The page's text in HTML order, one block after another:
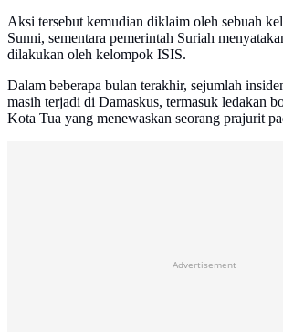
Aksi tersebut kemudian diklaim oleh sebuah
Sunni, sementara pemerintah Suriah
dilakukan oleh kelompok ISIS.
Dalam beberapa bulan terakhir, sejumlah
masih terjadi di Damaskus, termasuk ledakan
Kota Tua yang menewaskan seorang prajurit
Advertisement